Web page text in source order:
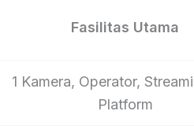
Fasilitas Utama
1 Kamera, Operator,
Platform